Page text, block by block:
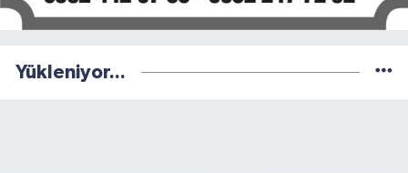
Yükleniyor...